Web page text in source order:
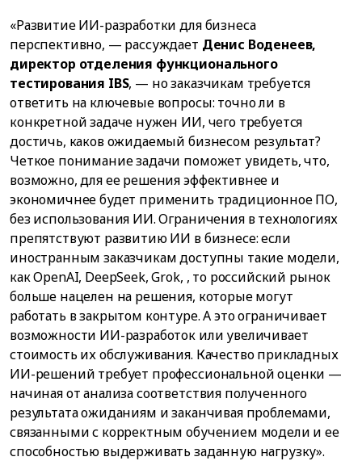
«Развитие ИИ-разработки для бизнеса
перспективно, — рассуждает Денис Воденеев,
директор отделения функционального
тестирования IBS, — но заказчикам требуется
ответить на ключевые вопросы: точно ли в
конкретной задаче нужен ИИ, чего требуется
достичь, каков ожидаемый бизнесом результат?
Четкое понимание задачи поможет увидеть, что,
возможно, для ее решения эффективнее и
экономичнее будет применить традиционное ПО,
без использования ИИ. Ограничения в технологиях
препятствуют развитию ИИ в бизнесе: если
иностранным заказчикам доступны такие модели,
как OpenAI, DeepSeek, Grok, , то российский рынок
больше нацелен на решения, которые могут
работать в закрытом контуре. А это ограничивает
возможности ИИ-разработок или увеличивает
стоимость их обслуживания. Качество прикладных
ИИ-решений требует профессиональной оценки —
начиная от анализа соответствия полученного
результата ожиданиям и заканчивая проблемами,
связанными с корректным обучением модели и ее
способностью выдерживать заданную нагрузку».